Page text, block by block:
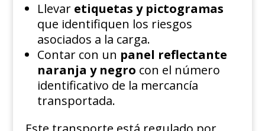
Llevar etiquetas y pictogramas
que identifiquen los riesgos
asociados a la carga.
Contar con un panel reflectante
naranja y negro con el número
identificativo de la mercancía
transportada.